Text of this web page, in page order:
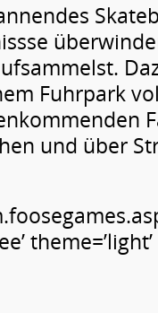
Fuhrpark
und über
theme=’light’